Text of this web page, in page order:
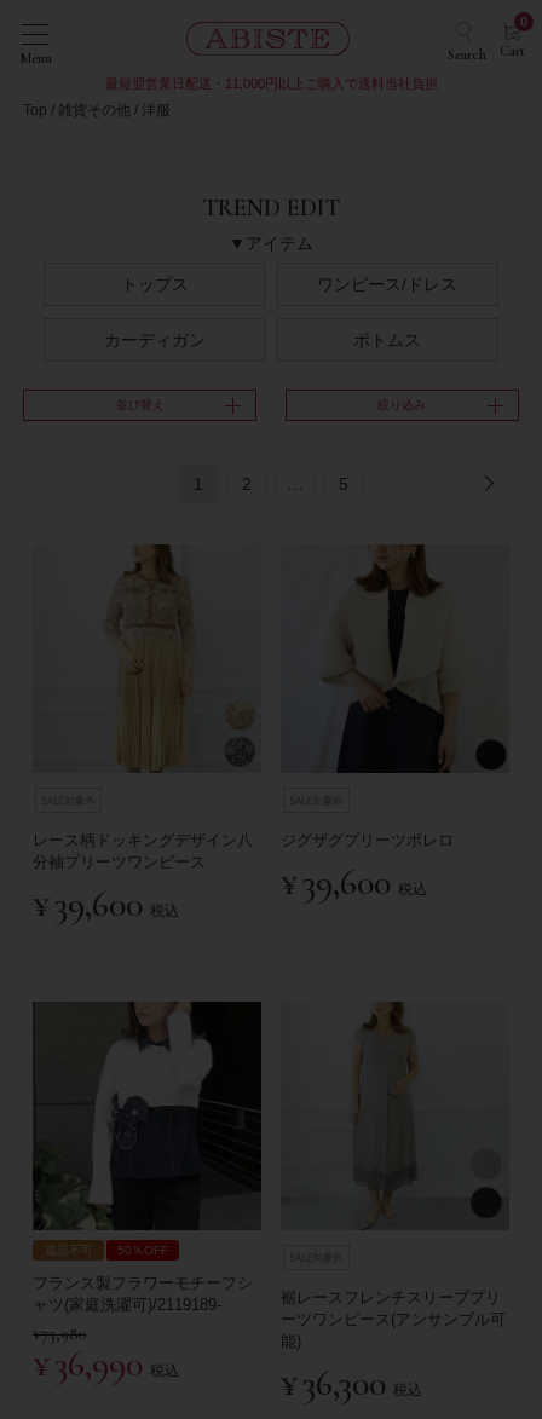
Menu Search Cart
0
最短翌営業日配送・11,000円以上ご購入で送料当社負担
Top 雑貨その他 洋服
TREND EDIT
▼アイテム
トップス ワンピース/ドレス
カーディガン ボトムス
並び替え 絞り込み
1 2 5
レース柄ドッキングデザイン八
分袖プリーツワンピース
¥39,600 税込
ジグザグプリーツボレロ
¥39,600 税込
返品不可 50％OFF
フランス製フラワーモチーフシ
ャツ(家庭洗濯可)/2119189-
¥73,980
¥36,990 税込
裾レースフレンチスリーブプリ
ーツワンピース(アンサンブル可
能)
¥36,300 税込